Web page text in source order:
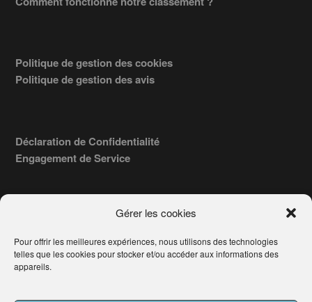
Gérer les cookies
Pour offrir les meilleures expériences, nous utilisons des technologies
telles que les cookies pour stocker et/ou accéder aux informations des
appareils.
Politique de gestion des cookies
Politique de gestion des avis
Déclaration de Confidentialité
Engagement de Service
COPYRIGHT © 2026 · TROUVERVOTREAVOCAT.COM, ÉDITÉ PAR
LA SOCIÉTÉAWATECH- 91, RUE DU FAUBOURG ST HONORÉ